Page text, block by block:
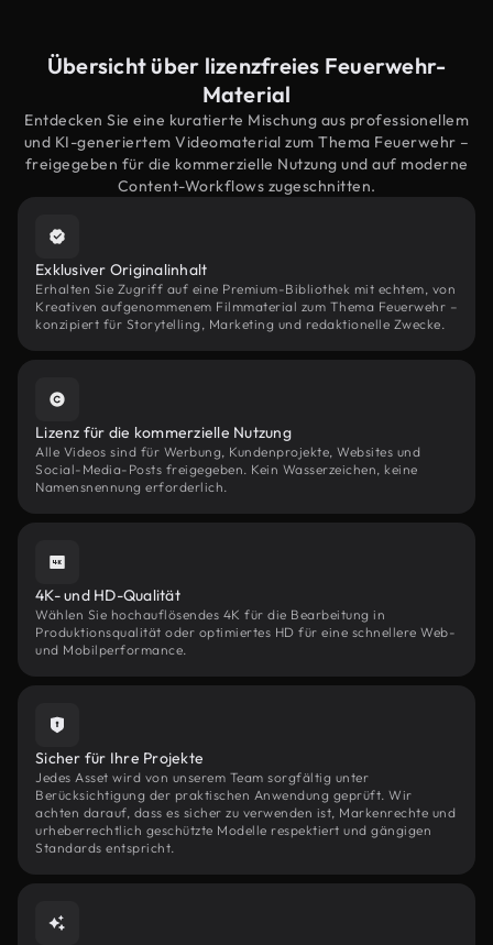
Übersicht über lizenzfreies Feuerwehr-
Material
Entdecken Sie eine kuratierte Mischung aus professionellem
und KI-generiertem Videomaterial zum Thema Feuerwehr –
freigegeben für die kommerzielle Nutzung und auf moderne
Content-Workflows zugeschnitten.
Exklusiver Originalinhalt
Erhalten Sie Zugriff auf eine Premium-Bibliothek mit echtem, von
Kreativen aufgenommenem Filmmaterial zum Thema Feuerwehr –
konzipiert für Storytelling, Marketing und redaktionelle Zwecke.
Lizenz für die kommerzielle Nutzung
Alle Videos sind für Werbung, Kundenprojekte, Websites und
Social-Media-Posts freigegeben. Kein Wasserzeichen, keine
Namensnennung erforderlich.
4K- und HD-Qualität
Wählen Sie hochauflösendes 4K für die Bearbeitung in
Produktionsqualität oder optimiertes HD für eine schnellere Web-
und Mobilperformance.
Sicher für Ihre Projekte
Jedes Asset wird von unserem Team sorgfältig unter
Berücksichtigung der praktischen Anwendung geprüft. Wir
achten darauf, dass es sicher zu verwenden ist, Markenrechte und
urheberrechtlich geschützte Modelle respektiert und gängigen
Standards entspricht.